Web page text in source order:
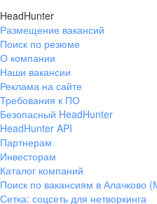
HeadHunter
Размещение вакансий
Поиск по резюме
О компании
Наши вакансии
Реклама на сайте
Требования к ПО
Безопасный HeadHunter
HeadHunter API
Партнерам
Инвесторам
Каталог компаний
Поиск по вакансиям в Алачково
Сетка: соцсеть для нетворкинга